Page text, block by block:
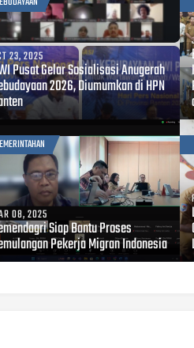
23, 2025
Pusat Gelar Sosialisasi Anugerah
2026, Diumumkan di HPN
08, 2025
Siap Bantu Proses
Pekerja Migran Indonesia